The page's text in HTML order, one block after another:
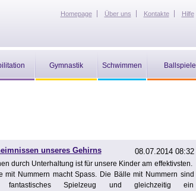
Homepage Über uns Kontakte Hilfe
Gymnastik Schwimmen Ballspiele
08.07.2014 08:32
unseres Gehirns
durch Unterhaltung ist für unsere Kinder am effektivsten.
mit Nummern macht Spass. Die Bälle mit Nummern sind
fantastisches Spielzeug und gleichzeitig ein